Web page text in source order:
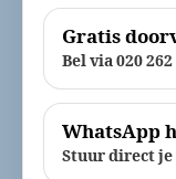
Gratis
Bel via 020 262
WhatsApp
Stuur direct je